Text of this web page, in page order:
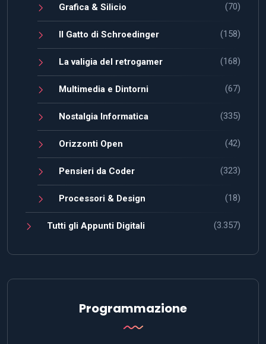
Grafica & Silicio (70)
Il Gatto di Schroedinger (158)
La valigia del retrogamer (168)
Multimedia e Dintorni (67)
Nostalgia Informatica (335)
Orizzonti Open (42)
Pensieri da Coder (323)
Processori & Design (18)
Tutti gli Appunti Digitali (3.357)
Programmazione